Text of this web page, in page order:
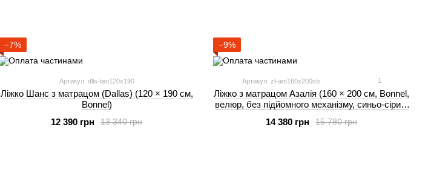
−7%
Артикул: dlls-teo120x190
Ліжко Шанс з матрацом (Dallas) (120 × 190 см,
Bonnel)
13 340 грн
12 390 грн
−9%
Артикул: zl-am160x200sb 1
Ліжко з матрацом Азалія (160 × 200 см, Bonnel,
велюр, без підйомного механізму, синьо-сірий)
15 780 грн
14 380 грн